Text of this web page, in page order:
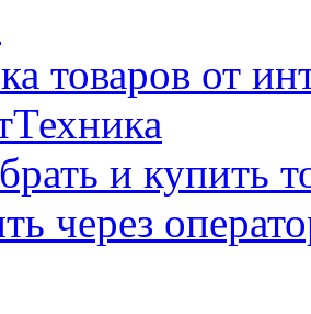
товаров от
и купить
через